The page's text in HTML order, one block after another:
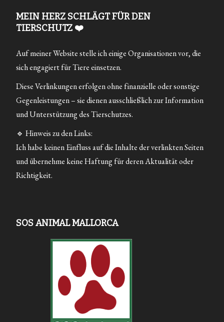
MEIN HERZ SCHLÄGT FÜR DEN
TIERSCHUTZ ❤️
Auf meiner Website stelle ich einige Organisationen vor, die
sich engagiert für Tiere einsetzen.
Diese Verlinkungen erfolgen ohne finanzielle oder sonstige
Gegenleistungen – sie dienen ausschließlich zur Information
und Unterstützung des Tierschutzes.
🔹 Hinweis zu den Links:
Ich habe keinen Einfluss auf die Inhalte der verlinkten Seiten
und übernehme keine Haftung für deren Aktualität oder
Richtigkeit.
SOS ANIMAL MALLORCA